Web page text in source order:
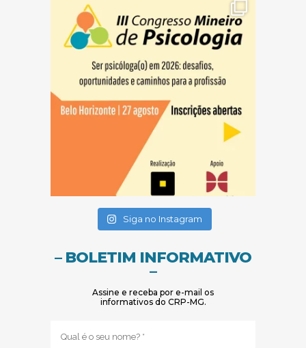
Siga no Instagram
– BOLETIM INFORMATIVO
–
Assine e receba por e-mail os
informativos do CRP-MG.